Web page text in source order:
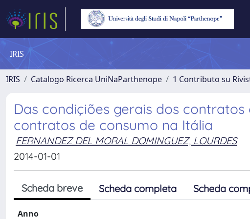
IRIS
IRIS Catalogo Ricerca UniNaParthenope 1 Contributo su
Das condiçiões gerais dos
contratos de consumo na Itália
FERNANDEZ DEL MORAL DOMINGUEZ, LOURDES
2014-01-01
Scheda breve Scheda completa Scheda
Anno